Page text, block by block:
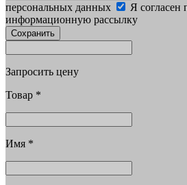
персональных данных
Я согласен
информационную рассылку
Сохранить
Запросить цену
Товар *
Имя *